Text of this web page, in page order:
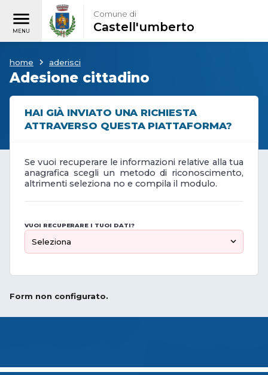
Comune di
Castell'umberto
home aderisci
Adesione cittadino
HAI GIÀ INVIATO UNA RICHIESTA
ATTRAVERSO QUESTA PIATTAFORMA?
Se vuoi recuperare le informazioni relative alla tua
anagrafica scegli un metodo di riconoscimento,
altrimenti seleziona no e compila il modulo.
VUOI RECUPERARE I TUOI DATI?
Form non configurato.